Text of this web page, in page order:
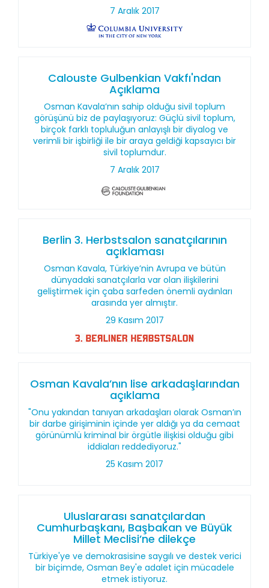
7 Aralık 2017
Calouste Gulbenkian Vakfı'ndan
Açıklama
Osman Kavala’nın sahip olduğu sivil toplum
görüşünü biz de paylaşıyoruz: Güçlü sivil toplum,
birçok farklı topluluğun anlayışlı bir diyalog ve
verimli bir işbirliği ile bir araya geldiği kapsayıcı bir
sivil toplumdur.
7 Aralık 2017
Berlin 3. Herbstsalon sanatçılarının
açıklaması
Osman Kavala, Türkiye’nin Avrupa ve bütün
dünyadaki sanatçılarla var olan ilişkilerini
geliştirmek için çaba sarfeden önemli aydınları
arasında yer almıştır.
29 Kasım 2017
Osman Kavala’nın lise arkadaşlarından
açıklama
"Onu yakından tanıyan arkadaşları olarak Osman’ın
bir darbe girişiminin içinde yer aldığı ya da cemaat
görünümlü kriminal bir örgütle ilişkisi olduğu gibi
iddiaları reddediyoruz."
25 Kasım 2017
Uluslararası sanatçılardan
Cumhurbaşkanı, Başbakan ve Büyük
Millet Meclisi’ne dilekçe
Türkiye'ye ve demokrasisine saygılı ve destek verici
bir biçimde, Osman Bey'e adalet için mücadele
etmek istiyoruz.